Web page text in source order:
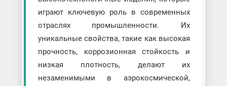
играют ключевую роль в современных
отраслях промышленности. Их
уникальные свойства, такие как высокая
прочность, коррозионная стойкость и
низкая плотность, делают их
незаменимыми в аэрокосмической,